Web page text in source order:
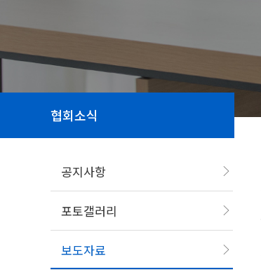
협회소식
공지사항
포토갤러리
보도자료